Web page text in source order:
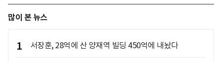
많이 본 뉴스
1 서장훈, 28억에 산 양재역 빌딩 450억에 내놨다